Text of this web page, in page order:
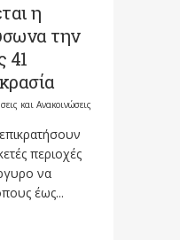
η
την
41
και Ανακοινώσεις
περιοχές
να
έως...